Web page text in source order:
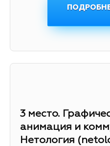
3 место.
анимация и
Нетология